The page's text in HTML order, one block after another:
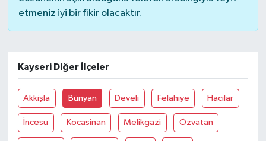
etmeniz iyi bir fikir olacaktır.
Kayseri Diğer İlçeler
Akkişla Bünyan Develi Felahiye Hacilar
İncesu Kocasinan Melikgazi Özvatan
YAZARLAR
MAGAZİN